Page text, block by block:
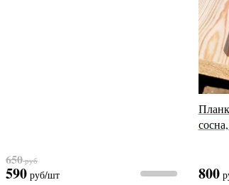
650руб
590 руб/шт 800